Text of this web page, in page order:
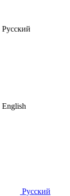
Русский
English
Русский